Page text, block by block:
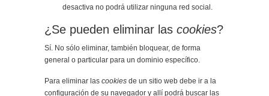
desactiva no podrá utilizar ninguna red social.
¿Se pueden eliminar las cookies?
Sí. No sólo eliminar, también bloquear, de forma
general o particular para un dominio específico.
Para eliminar las cookies de un sitio web debe ir a la
configuración de su navegador y allí podrá buscar las